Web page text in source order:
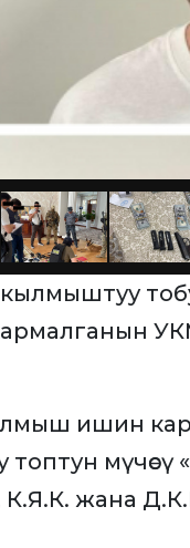
ишин
мүчөсү
К.Я.К. жана